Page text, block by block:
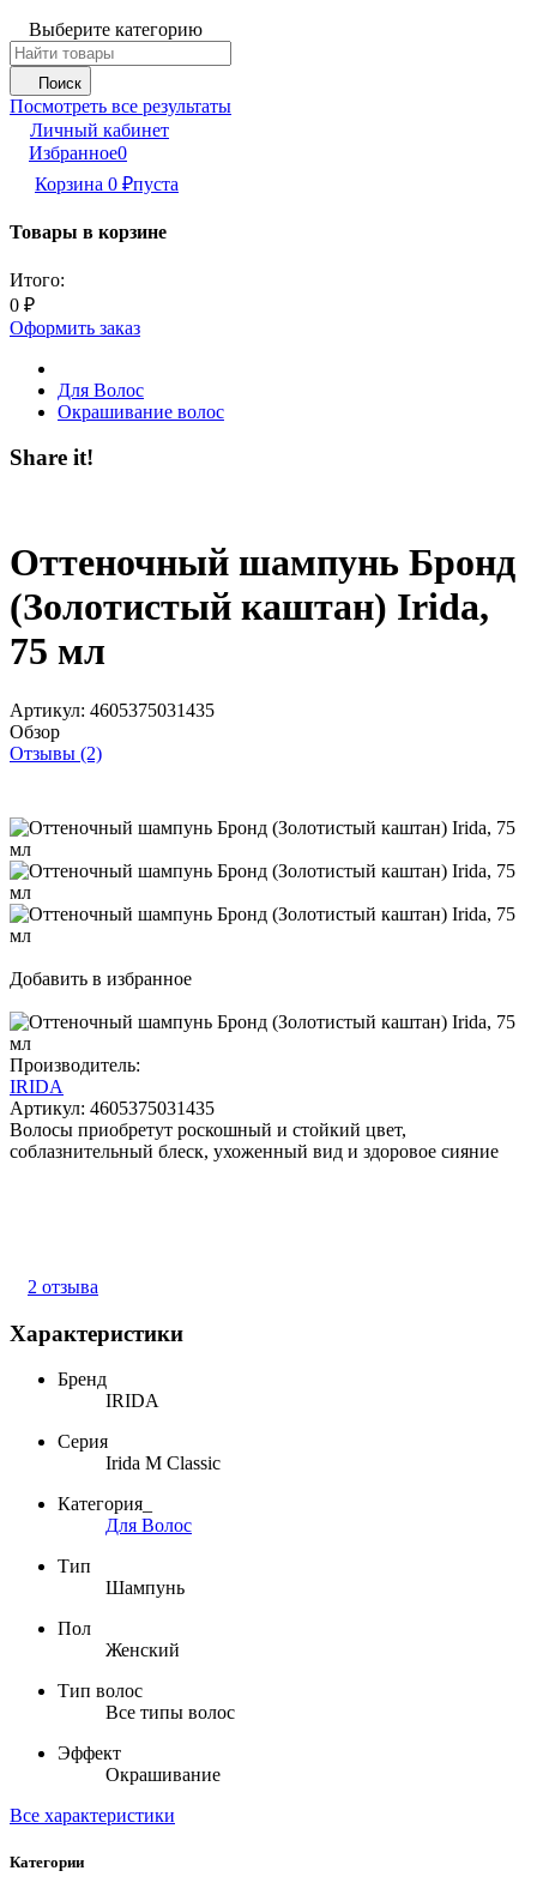
Выберите категорию
Поиск
Посмотреть все результаты
Личный кабинет
Избранное0
Корзина 0 ₽пуста
Товары в корзине
Итого:
0 ₽
Оформить заказ
Для Волос
Окрашивание волос
Share it!
Оттеночный шампунь Бронд
(Золотистый каштан) Irida,
75 мл
Артикул: 4605375031435
Обзор
Отзывы (2)
Добавить в избранное
Производитель:
IRIDA
Артикул: 4605375031435
Волосы приобретут роскошный и стойкий цвет,
соблазнительный блеск, ухоженный вид и здоровое сияние
2 отзыва
Характеристики
Бренд
IRIDA
Серия
Irida M Classic
Категория_
Для Волос
Тип
Шампунь
Пол
Женский
Тип волос
Все типы волос
Эффект
Окрашивание
Все характеристики
Категории